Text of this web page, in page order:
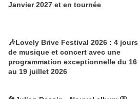
Janvier 2027 et en tournée
🎶Lovely Brive Festival 2026 : 4 jours
de musique et concert avec une
programmation exceptionnelle du 16
au 19 juillet 2026